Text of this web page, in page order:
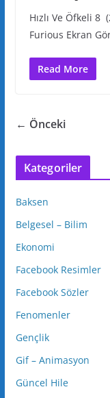
Hızlı Ve Öfkeli 8
Furious
Read More
← Önceki
Kategoriler
Baksen
Belgesel – Bilim
Ekonomi
Facebook Resimler
Facebook Sözler
Fenomenler
Gençlik
Gif – Animasyon
Güncel Hile